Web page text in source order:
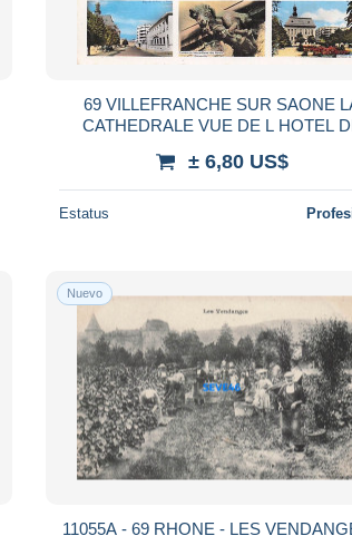
69 VILLEFRANCHE SUR SAONE
CATHEDRALE VUE DE L HOTEL
± 6,80 US$
Estatus
Nuevo
11055A - 69 RHONE - LES